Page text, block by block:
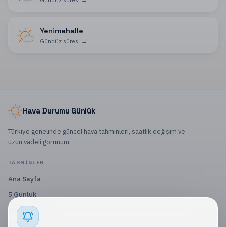
Yenimahalle
Gündüz süresi →
Hava Durumu Günlük
Türkiye genelinde güncel hava tahminleri, saatlik değişim ve
uzun vadeli görünüm.
TAHMINLER
Ana Sayfa
5 Günlük
10 Günlük